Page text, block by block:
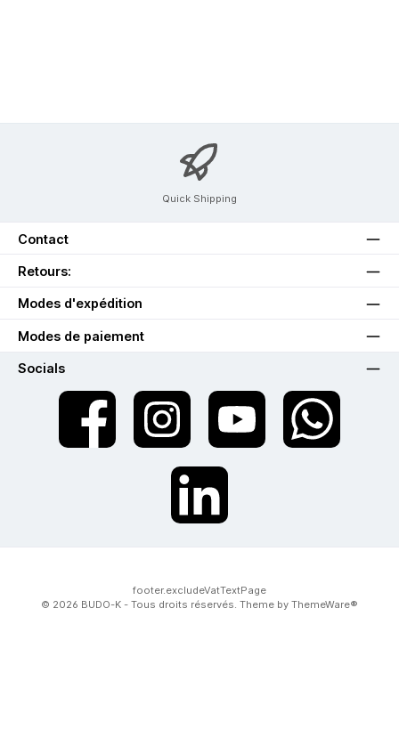
Quick Shipping
Contact
Retours:
Modes d'expédition
Modes de paiement
Socials
twt.widget.communities.facebook.name
twt.widget.communities.instagram.name
twt.widget.communities.linkedin.name
footer.excludeVatTextPage
© 2026 BUDO-K - Tous droits réservés. Theme by ThemeWare®